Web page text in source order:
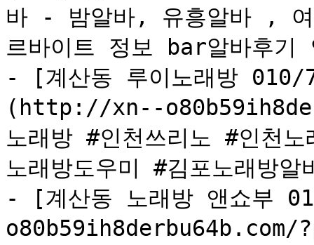
바 - 밤알바, 유흥알바 , 여
르바이트 정보 bar알바후기
- [계산동 루이노래방 010/
(http://xn--
노래방 #인천쓰리노 #인천
노래방도우미 #김포노래방알
- [계산동 노래방 앤쇼부
o80b59ih8derbu64b.com/